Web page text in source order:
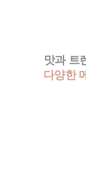
맛과 트
다양한